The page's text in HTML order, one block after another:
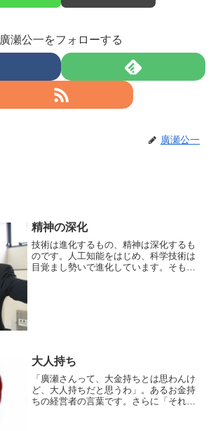
廣瀬公一をフォローする
廣瀬公一
精神の深化
技術は進化するもの、精神は深化するも
のです。人工知能をはじめ、科学技術は
目覚まし勢いで進化しています。そもそ
大人持ち
「廣瀬さんって、大金持ちとは思わんけ
ど、大人持ちだと思うわ」。あるお金持
ちの経営者の言葉です。さらに「それは